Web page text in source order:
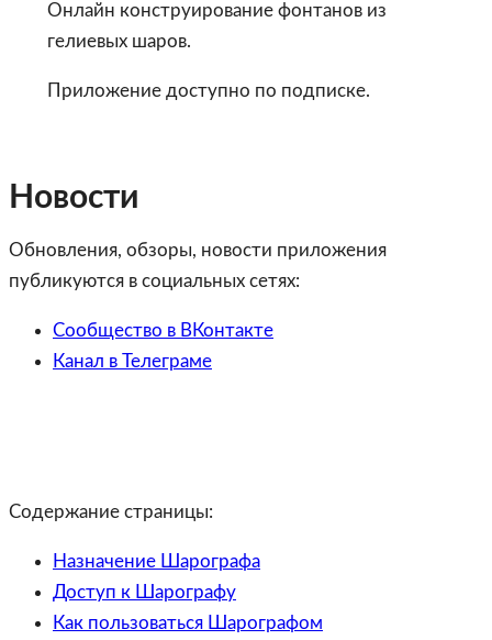
Онлайн конструирование фонтанов из
гелиевых шаров.
Приложение доступно по подписке.
Новости
Обновления, обзоры, новости приложения
публикуются в социальных сетях:
Сообщество в ВКонтакте
Канал в Телеграме
Содержание страницы:
Назначение Шарографа
Доступ к Шарографу
Как пользоваться Шарографом